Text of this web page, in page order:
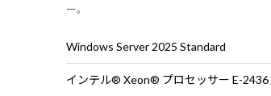
ー。
Windows Server 2025 Standard
インテル® Xeon® プロセッサー E-2436